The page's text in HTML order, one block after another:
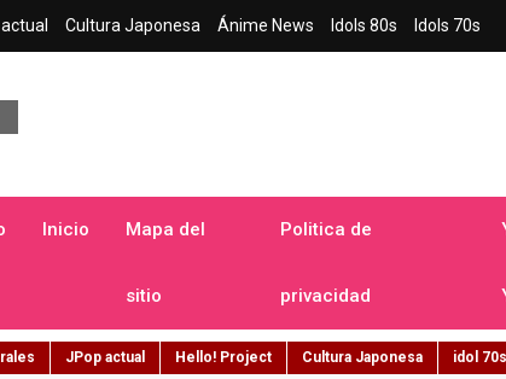
Cultura Japonesa Ánime News Idols 80s Idols 70s
Inicio Mapa del
sitio
Politica de
privacidad
JPop actual Hello! Project Cultura Japonesa idol 70s